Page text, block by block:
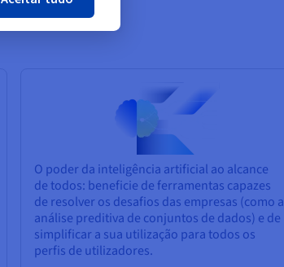
O poder da inteligência artificial ao alcance
de todos: beneficie de ferramentas capazes
de resolver os desafios das empresas (como a
análise preditiva de conjuntos de dados) e de
simplificar a sua utilização para todos os
perfis de utilizadores.